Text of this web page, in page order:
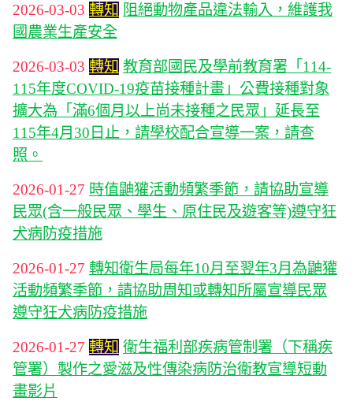
2026-03-03 轉知 阻絕動物產品違法輸入，維護我
國農業生產安全
2026-03-03 轉知 教育部國民及學前教育署「114-
115年度COVID-19疫苗接種計畫」公費接種對象
擴大為「滿6個月以上尚未接種之民眾」延長至
115年4月30日止，請學校配合宣導一案，請查
照。
2026-01-27 時值鼬獾活動頻繁季節，請協助宣導
民眾(含一般民眾、學生、原住民及遊客等)遵守狂
犬病防疫措施
2026-01-27 轉知衛生局每年10月至翌年3月為鼬獾
活動頻繁季節，請協助周知或轉知所屬宣導民眾
遵守狂犬病防疫措施
2026-01-27 轉知 衛生福利部疾病管制署（下稱疾
管署）製作之愛滋及性傳染病防治衛教宣導短動
畫影片